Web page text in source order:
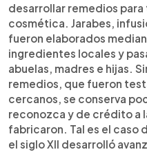
desarrollar remedios
cosmética. Jarabes,
fueron elaborados
ingredientes locales y
abuelas, madres e hijas.
remedios, que fueron
cercanos, se conserva
reconozca y de crédito a
fabricaron. Tal es el caso
el siglo XII desarrolló